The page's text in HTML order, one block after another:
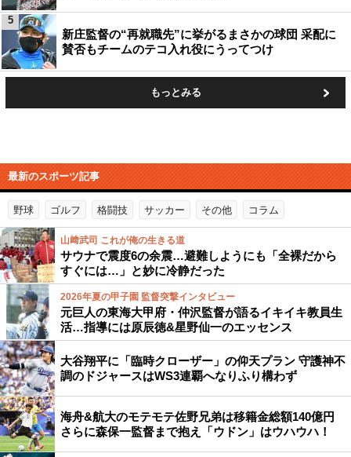
新庄監督の“再就職先”に挙がるまさかの球団 采配に
賛否もチームのテコ入れ役にうってつけ
5
もっとみる
最新のスポーツ記事
野球 ゴルフ 格闘技 サッカー その他 コラム
山﨑武司 これが俺の生きる道
サウナで震度6の余震…避難しようにも「全裸だから
すぐには…」と妙に冷静だった
2026年夏の甲子園 監督突撃インタビュー
元巨人の東海大甲府・仲沢監督が語るイキイキ教員生
活…指導には原辰徳&星野仙一のエッセンス
大谷翔平に「臨時クローザー」の仰天プラン 守護神不
調のドジャースはWS3連覇へなりふり構わず
海舟&航大のモテモテ佐野兄弟は移籍金総額140億円
さらに森保一監督まで抱え「ウドン」はウハウハ！